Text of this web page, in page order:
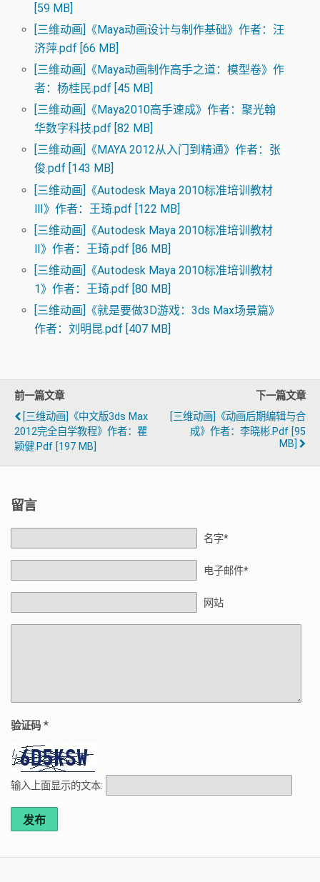
[59 MB]
[三维动画]《Maya动画设计与制作基础》作者：汪
济萍.pdf [66 MB]
[三维动画]《Maya动画制作高手之道：模型卷》作
者：杨桂民.pdf [45 MB]
[三维动画]《Maya2010高手速成》作者：聚光翰
华数字科技.pdf [82 MB]
[三维动画]《MAYA 2012从入门到精通》作者：张
俊.pdf [143 MB]
[三维动画]《Autodesk Maya 2010标准培训教材
Ⅲ》作者：王琦.pdf [122 MB]
[三维动画]《Autodesk Maya 2010标准培训教材
Ⅱ》作者：王琦.pdf [86 MB]
[三维动画]《Autodesk Maya 2010标准培训教材
1》作者：王琦.pdf [80 MB]
[三维动画]《就是要做3D游戏：3ds Max场景篇》
作者：刘明昆.pdf [407 MB]
前一篇文章
[三维动画]《中文版3ds Max
2012完全自学教程》作者：瞿
颖健.pdf [197 MB]
下一篇文章
[三维动画]《动画后期编辑与合
成》作者：李晓彬.pdf [95
MB]
留言
名字*
电子邮件*
网站
验证码 *
输入上面显示的文本:
发布